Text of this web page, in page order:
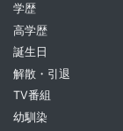
学歴
高学歴
誕生日
解散・引退
TV番組
幼馴染